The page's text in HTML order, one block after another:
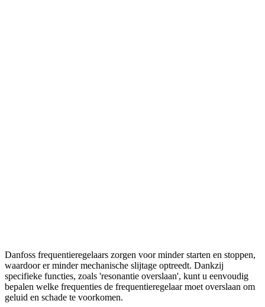
Danfoss frequentieregelaars zorgen voor minder starten en stoppen,
waardoor er minder mechanische slijtage optreedt. Dankzij
specifieke functies, zoals 'resonantie overslaan', kunt u eenvoudig
bepalen welke frequenties de frequentieregelaar moet overslaan om
geluid en schade te voorkomen.